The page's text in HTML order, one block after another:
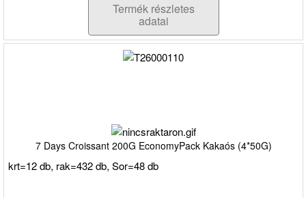
Termék részletes
adatai
7 Days Croissant 200G EconomyPack Kakaós (4*50G)
krt=12 db, rak=432 db, Sor=48 db